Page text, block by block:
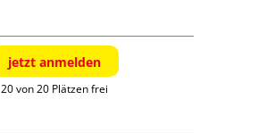
jetzt anmelden
20 von 20 Plätzen frei